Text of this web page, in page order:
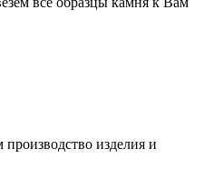
изделия и